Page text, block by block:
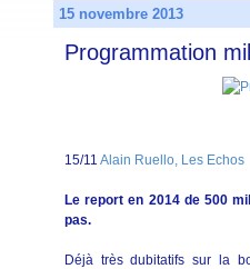
15 novembre 2013
Programmation
15/11 Alain Ruello, Les Echos
Le report en 2014 de 500
pas.
Déjà très dubitatifs sur la